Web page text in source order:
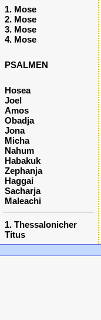
1. Mose
2. Mose
3. Mose
4. Mose
PSALMEN
Hosea
Joel
Amos
Obadja
Jona
Micha
Nahum
Habakuk
Zephanja
Haggai
Sacharja
Maleachi
1. Thessalonicher
Titus